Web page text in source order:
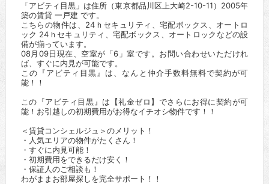
「アビティ目黒」は住所（東京都品川区上大崎2-10-11）2005年
築の賃貸 一戸建 です。
こちらの物件は、24ｈセキュリティ、宅配ボックス、オートロ
ック 24ｈセキュリティ、宅配ボックス、オートロックなどの設
備が揃っています。
08月09日現在、空室が「6」室です。お問い合わせいただけれ
ば、すぐに内見が可能です。
この『アビティ目黒』は、なんと仲介手数料無料で契約が可
能！！
この『アビティ目黒』は【礼金ゼロ】でさらにお得に契約が可
能！お引越しの初期費用がお得なイチオシ物件です！！
＜賃貸コンシェルジュ＞のメリット！
・人気エリアの物件がたくさん！
・すぐに内見可能！
・初期費用をできるだけ安く！
・保証人のご相談も！
わがままお部屋探しを完全サポート！！